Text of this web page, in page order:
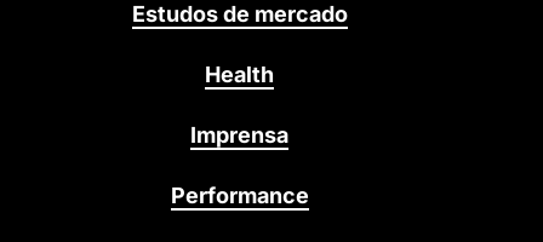
Estudos de mercado
Health
Imprensa
Performance